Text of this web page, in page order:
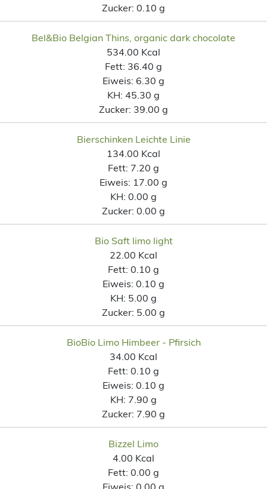
Zucker: 0.10 g
Bel&Bio Belgian Thins, organic dark chocolate
534.00 Kcal
Fett: 36.40 g
Eiweis: 6.30 g
KH: 45.30 g
Zucker: 39.00 g
Bierschinken Leichte Linie
134.00 Kcal
Fett: 7.20 g
Eiweis: 17.00 g
KH: 0.00 g
Zucker: 0.00 g
Bio Saft limo light
22.00 Kcal
Fett: 0.10 g
Eiweis: 0.10 g
KH: 5.00 g
Zucker: 5.00 g
BioBio Limo Himbeer - Pfirsich
34.00 Kcal
Fett: 0.10 g
Eiweis: 0.10 g
KH: 7.90 g
Zucker: 7.90 g
Bizzel Limo
4.00 Kcal
Fett: 0.00 g
Eiweis: 0.00 g